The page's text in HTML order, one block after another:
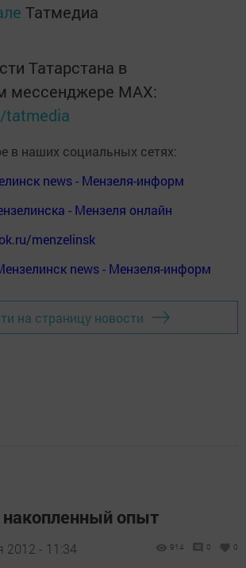
Татмедиа
Татарстана в
мессенджере MАХ:
tatmedia
в наших социальных сетях:
news - Мензеля-информ
- Мензеля онлайн
ok.ru/menzelinsk
news - Мензеля-информ
на страницу новости
накопленный опыт
2012 - 11:34 914 0 0